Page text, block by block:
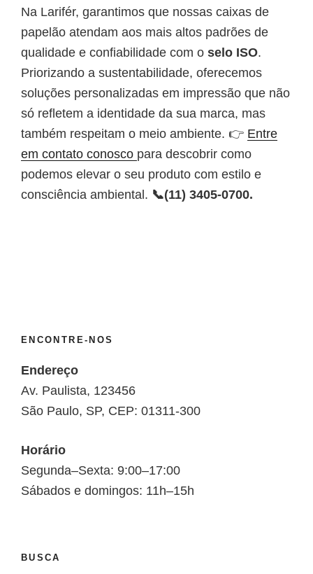
Na Larifér, garantimos que nossas caixas de
papelão atendam aos mais altos padrões de
qualidade e confiabilidade com o selo ISO.
Priorizando a sustentabilidade, oferecemos
soluções personalizadas em impressão que não
só refletem a identidade da sua marca, mas
também respeitam o meio ambiente. 👉 Entre
em contato conosco para descobrir como
podemos elevar o seu produto com estilo e
consciência ambiental. 📞(11) 3405-0700.
ENCONTRE-NOS
Endereço
Av. Paulista, 123456
São Paulo, SP, CEP: 01311-300
Horário
Segunda–Sexta: 9:00–17:00
Sábados e domingos: 11h–15h
BUSCA